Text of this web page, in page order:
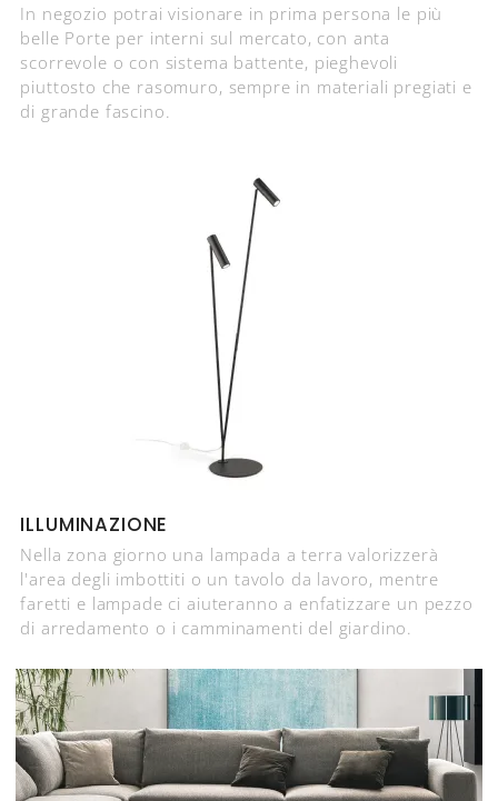
In negozio potrai visionare in prima persona le più
belle Porte per interni sul mercato, con anta
scorrevole o con sistema battente, pieghevoli
piuttosto che rasomuro, sempre in materiali pregiati e
di grande fascino.
ILLUMINAZIONE
Nella zona giorno una lampada a terra valorizzerà
l'area degli imbottiti o un tavolo da lavoro, mentre
faretti e lampade ci aiuteranno a enfatizzare un pezzo
di arredamento o i camminamenti del giardino.